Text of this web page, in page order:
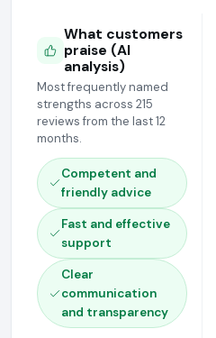
What customers
praise (AI
analysis)
Most frequently named
strengths across 215
reviews from the last 12
months.
Competent and
friendly advice
Fast and effective
support
Clear
communication
and transparency